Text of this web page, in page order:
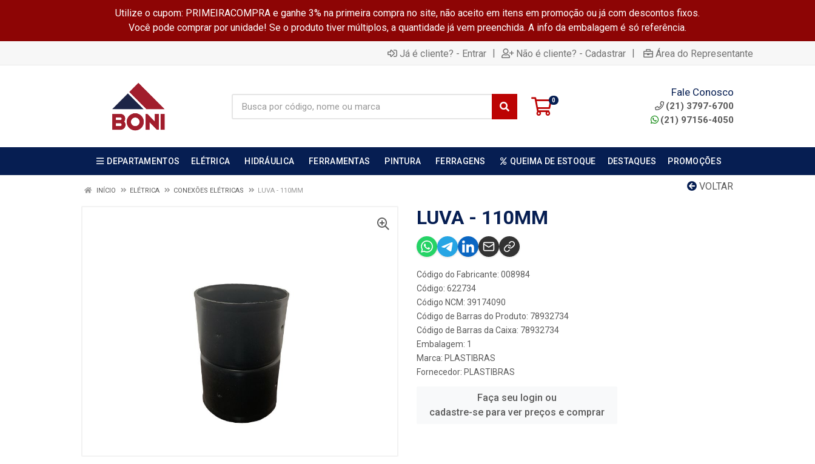
Utilize o cupom: PRIMEIRACOMPRA e ganhe 3% na primeira compra no site, não aceito em itens em promoção ou já com descontos fixos.
Você pode comprar por unidade! Se o produto tiver múltiplos, a quantidade já vem preenchida. A info da embalagem é só referência.
Já é cliente? - Entrar | Não é cliente? - Cadastrar | Área do Representante
0
Fale Conosco
(21) 3797-6700
(21) 97156-4050
DEPARTAMENTOS ELÉTRICA HIDRÁULICA FERRAMENTAS PINTURA FERRAGENS QUEIMA DE ESTOQUE DESTAQUES PROMOÇÕES
VOLTAR
INÍCIO ELÉTRICA CONEXÕES ELÉTRICAS LUVA - 110MM
LUVA - 110MM
Código do Fabricante: 008984
Código: 622734
Código NCM: 39174090
Código de Barras do Produto: 78932734
Código de Barras da Caixa: 78932734
Embalagem: 1
Marca: PLASTIBRAS
Fornecedor: PLASTIBRAS
Faça seu login ou
cadastre-se para ver preços e comprar